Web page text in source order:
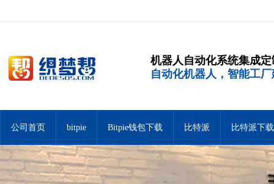
机器人自动化系统集成
自动化机器人，智能工
公司首页 bitpie Bitpie钱包下载 比特派 比特派下载